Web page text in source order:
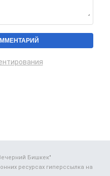
Бишкек"
ресурсах гиперссылка на